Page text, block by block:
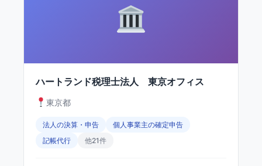
ハートランド税理士法人 東京オフィス
東京都
法人の決算・申告
個人事業主の確定申告
記帳代行
他21件